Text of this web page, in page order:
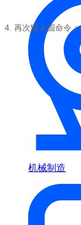
机械制造
4. 再次输入圆命令